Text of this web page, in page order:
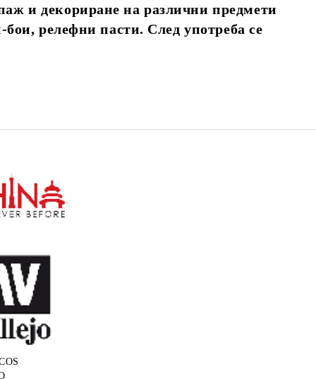
и декориране на различни предмети
релефни пасти. След употреба се